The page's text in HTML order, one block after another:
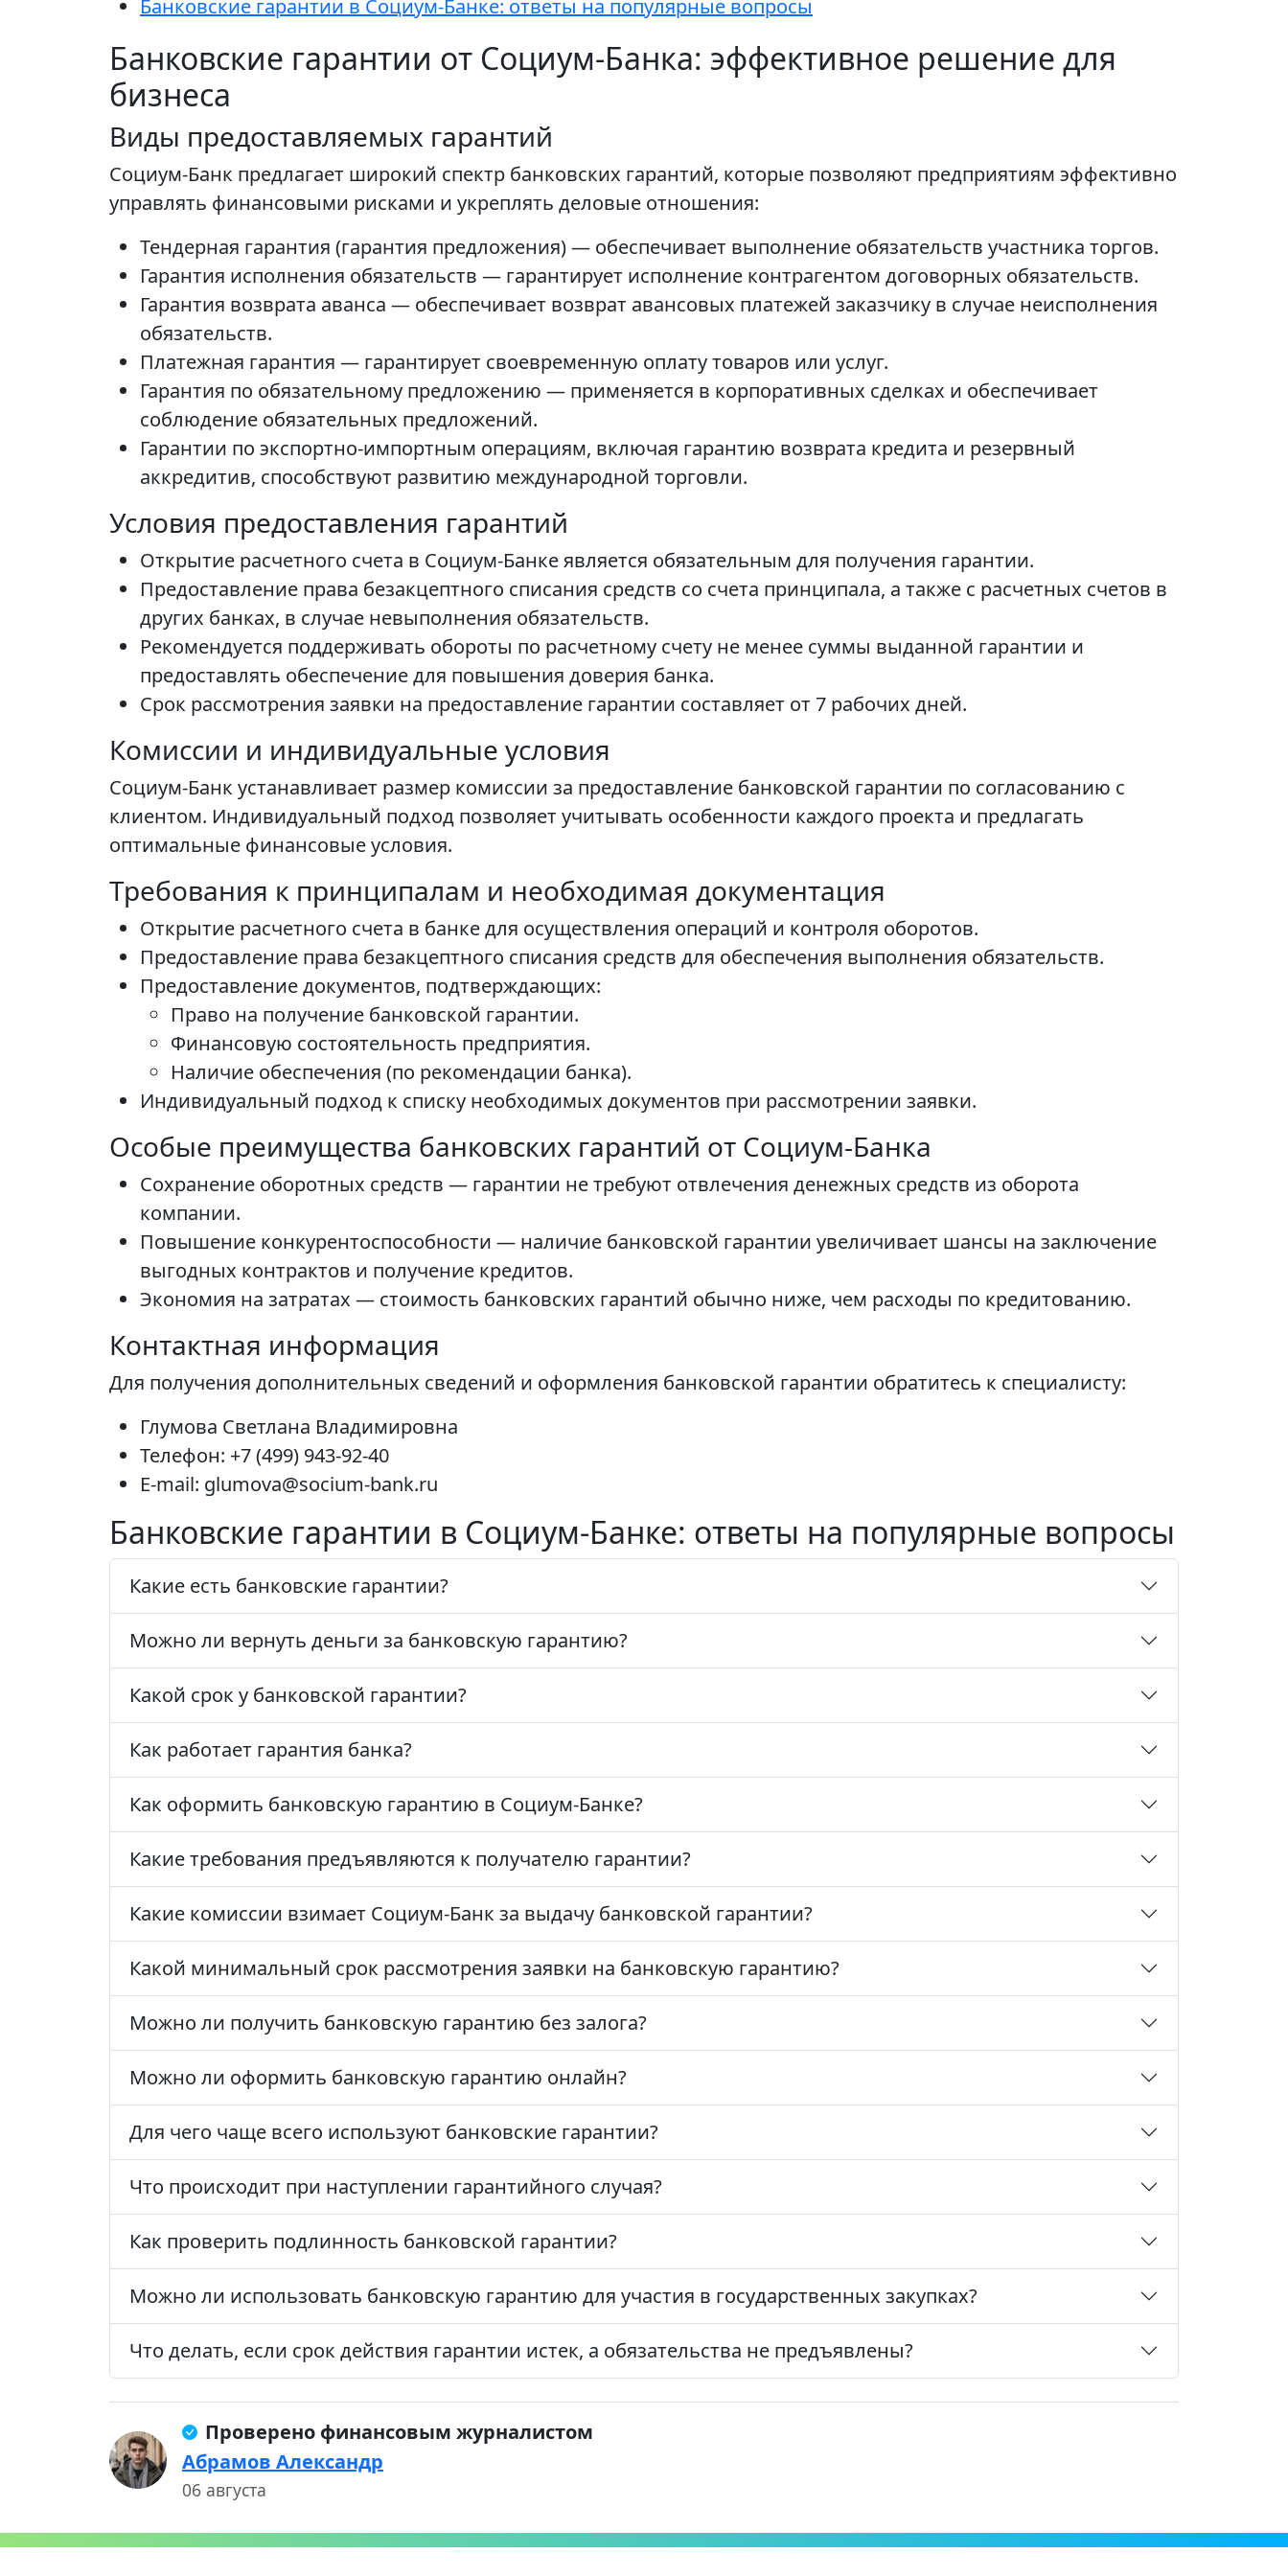
Банковские гарантии в Социум-Банке: ответы на популярные вопросы
Банковские гарантии от Социум-Банка: эффективное решение для
бизнеса
Виды предоставляемых гарантий
Социум-Банк предлагает широкий спектр банковских гарантий, которые позволяют предприятиям эффективно
управлять финансовыми рисками и укреплять деловые отношения:
Тендерная гарантия (гарантия предложения) — обеспечивает выполнение обязательств участника торгов.
Гарантия исполнения обязательств — гарантирует исполнение контрагентом договорных обязательств.
Гарантия возврата аванса — обеспечивает возврат авансовых платежей заказчику в случае неисполнения
обязательств.
Платежная гарантия — гарантирует своевременную оплату товаров или услуг.
Гарантия по обязательному предложению — применяется в корпоративных сделках и обеспечивает
соблюдение обязательных предложений.
Гарантии по экспортно-импортным операциям, включая гарантию возврата кредита и резервный
аккредитив, способствуют развитию международной торговли.
Условия предоставления гарантий
Открытие расчетного счета в Социум-Банке является обязательным для получения гарантии.
Предоставление права безакцептного списания средств со счета принципала, а также с расчетных счетов в
других банках, в случае невыполнения обязательств.
Рекомендуется поддерживать обороты по расчетному счету не менее суммы выданной гарантии и
предоставлять обеспечение для повышения доверия банка.
Срок рассмотрения заявки на предоставление гарантии составляет от 7 рабочих дней.
Комиссии и индивидуальные условия
Социум-Банк устанавливает размер комиссии за предоставление банковской гарантии по согласованию с
клиентом. Индивидуальный подход позволяет учитывать особенности каждого проекта и предлагать
оптимальные финансовые условия.
Требования к принципалам и необходимая документация
Открытие расчетного счета в банке для осуществления операций и контроля оборотов.
Предоставление права безакцептного списания средств для обеспечения выполнения обязательств.
Предоставление документов, подтверждающих:
Право на получение банковской гарантии.
Финансовую состоятельность предприятия.
Наличие обеспечения (по рекомендации банка).
Индивидуальный подход к списку необходимых документов при рассмотрении заявки.
Особые преимущества банковских гарантий от Социум-Банка
Сохранение оборотных средств — гарантии не требуют отвлечения денежных средств из оборота
компании.
Повышение конкурентоспособности — наличие банковской гарантии увеличивает шансы на заключение
выгодных контрактов и получение кредитов.
Экономия на затратах — стоимость банковских гарантий обычно ниже, чем расходы по кредитованию.
Контактная информация
Для получения дополнительных сведений и оформления банковской гарантии обратитесь к специалисту:
Глумова Светлана Владимировна
Телефон: +7 (499) 943-92-40
E-mail: glumova@socium-bank.ru
Банковские гарантии в Социум-Банке: ответы на популярные вопросы
Какие есть банковские гарантии?
Можно ли вернуть деньги за банковскую гарантию?
Какой срок у банковской гарантии?
Как работает гарантия банка?
Как оформить банковскую гарантию в Социум-Банке?
Какие требования предъявляются к получателю гарантии?
Какие комиссии взимает Социум-Банк за выдачу банковской гарантии?
Какой минимальный срок рассмотрения заявки на банковскую гарантию?
Можно ли получить банковскую гарантию без залога?
Можно ли оформить банковскую гарантию онлайн?
Для чего чаще всего используют банковские гарантии?
Что происходит при наступлении гарантийного случая?
Как проверить подлинность банковской гарантии?
Можно ли использовать банковскую гарантию для участия в государственных закупках?
Что делать, если срок действия гарантии истек, а обязательства не предъявлены?
Проверено финансовым журналистом
Абрамов Александр
06 августа